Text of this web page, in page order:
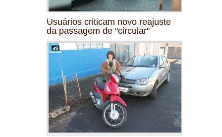
Usuários criticam novo reajuste
da passagem de "circular"